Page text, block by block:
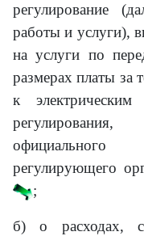
регулирование
работы и услуги),
на услуги по
размерах платы за
к
официального
регулирующего
;
б) о расходах,